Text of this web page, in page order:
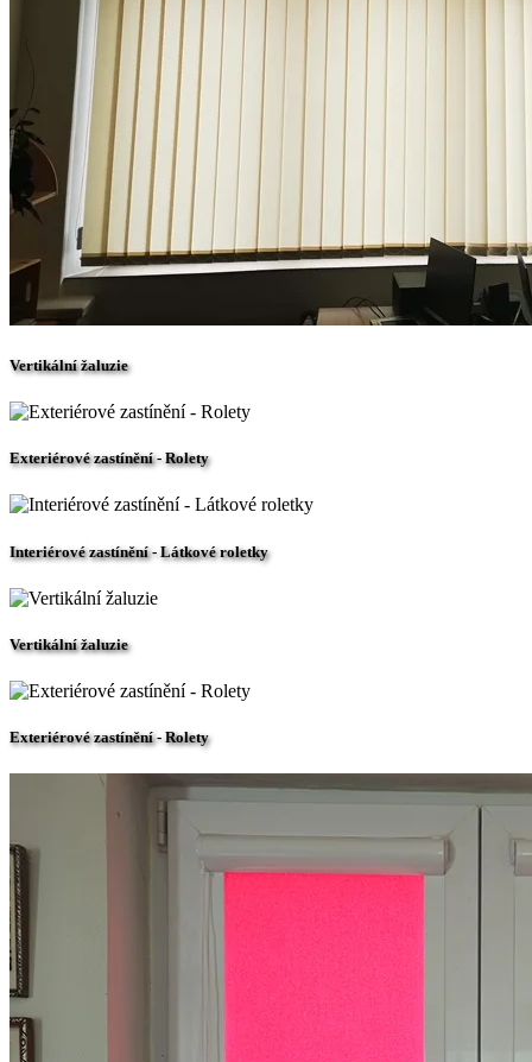
Vertikální žaluzie
Exteriérové zastínění - Rolety
Interiérové zastínění - Látkové roletky
Vertikální žaluzie
Exteriérové zastínění - Rolety